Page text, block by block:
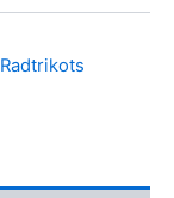
Radtrikots